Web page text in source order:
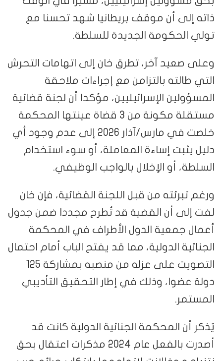
ذاته إلى أن موقف بريطانيا شهد تحسنا مع
تولي الحكومة الجديدة للسلطة.
وعلى صعيد آخر، تطرق خان إلى اتهامات التحرش
التي طالته بالتزامن مع إجراءات ملاحقة
المسؤولين الإسرائيليين، مؤكدا أن لجنة قضائية
مستقلة مكونة من 3 قضاة عينتها المحكمة
خلصت في مارس/آذار 2026 إلى عدم وجود أي
دليل يثبت إساءة المعاملة، أو سوء استخدام
السلطة، أو الإخلال بالواجب الوظيفي.
ورغم تبرئته من قبل اللجنة القضائية، فإن خان
لفت إلى أن القضية قد تُطرح مجددا ضمن جدول
أعمال جمعية الدول الأطراف في المحكمة
الجنائية الدولية، مما قد يفتح الباب أمام احتمال
التصويت على عزله من منصبه بمشاركة 125
دولة عضوا، وذلك في إطار التحقيق التأديبي
المستمر.
يُذكر أن المحكمة الجنائية الدولية كانت قد
أصدرت بالفعل عام 2024 مذكرات اعتقال بحق